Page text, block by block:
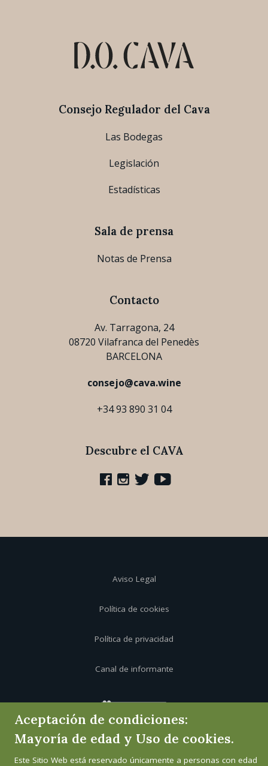
Consejo Regulador del Cava
Las Bodegas
Legislación
Estadísticas
Sala de prensa
Notas de Prensa
Contacto
Av. Tarragona, 24
08720 Vilafranca del Penedès
BARCELONA
consejo@cava.wine
+34 93 890 31 04
Descubre el CAVA
Aviso Legal
Política de cookies
Política de privacidad
Canal de informante
Aceptación de condiciones:
Mayoría de edad y Uso de cookies.
Este Sitio Web está reservado únicamente a personas con edad